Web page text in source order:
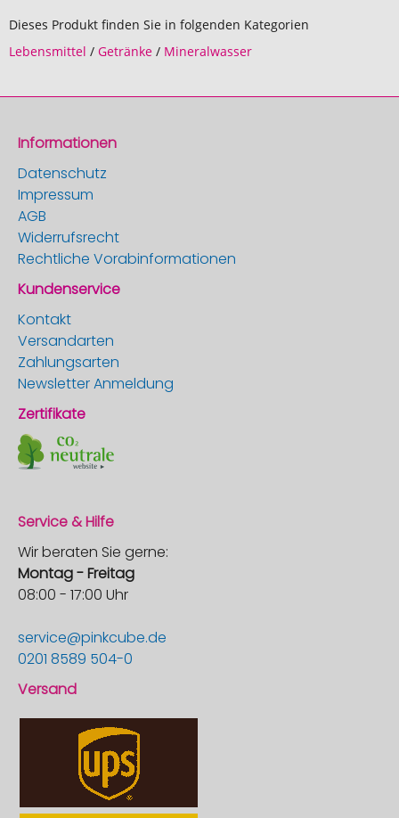
Dieses Produkt finden Sie in folgenden Kategorien
Lebensmittel / Getränke / Mineralwasser
Informationen
Datenschutz
Impressum
AGB
Widerrufsrecht
Rechtliche Vorabinformationen
Kundenservice
Kontakt
Versandarten
Zahlungsarten
Newsletter Anmeldung
Zertifikate
Service & Hilfe
Wir beraten Sie gerne:
Montag - Freitag
08:00 - 17:00 Uhr
service@pinkcube.de
0201 8589 504-0
Versand